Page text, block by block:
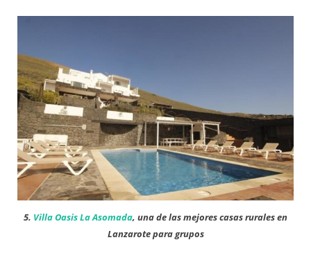
5. Villa Oasis La Asomada, una de las mejores casas rurales en
Lanzarote para grupos